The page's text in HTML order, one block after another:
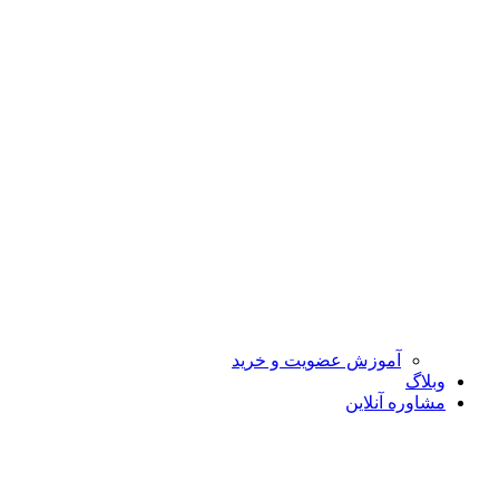
آموزش عضویت و خرید
وبلاگ
مشاوره آنلاین